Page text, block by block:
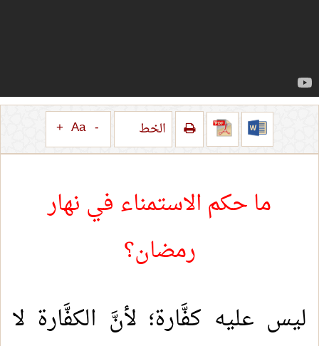
الخط -
Aa
+
ما حكم الاستمناء في نهار
رمضان؟
ليس عليه كفَّارة؛ لأنَّ الكفَّارة لا